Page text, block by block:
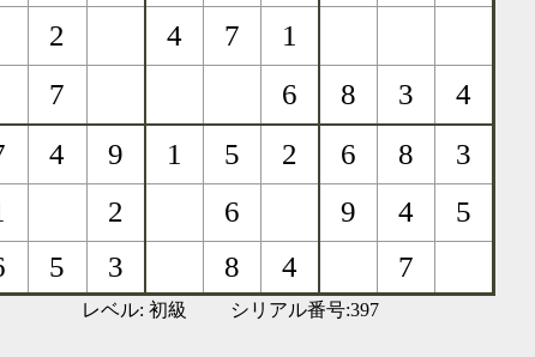
レベル: 初級 シリアル番号:397